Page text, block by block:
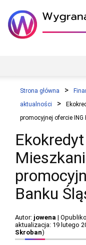
Strona główna
aktualności
promocyjnej ofercie
Banku
Autor: jowena |
aktualizacja: 19 lutego
Skroban)